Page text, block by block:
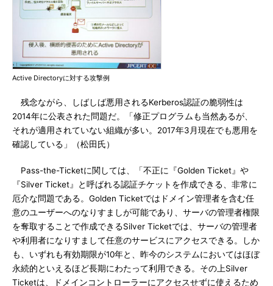
Active Directoryに対する攻撃例
残念ながら、しばしば悪用されるKerberos認証の脆弱性は
2014年に公表された問題だ。「修正プログラムも当然あるが、
それが適用されていない組織が多い。2017年3月現在でも悪用を
確認している」（松田氏）
Pass-the-Ticketに関しては、「不正に『Golden Ticket』や
『Silver Ticket』と呼ばれる認証チケットを作成できる、非常に
厄介な問題である。Golden Ticketではドメイン管理者を含む任
意のユーザーへのなりすましが可能であり、サーバの管理者権限
を奪取することで作成できるSilver Ticketでは、サーバの管理者
や利用者になりすまして任意のサービスにアクセスできる。しか
も、いずれも有効期限が10年と、昨今のシステムにおいてはほぼ
永続的といえるほど長期にわたって利用できる。その上Silver
Ticketは、ドメインコントローラーにアクセスせずに使えるため